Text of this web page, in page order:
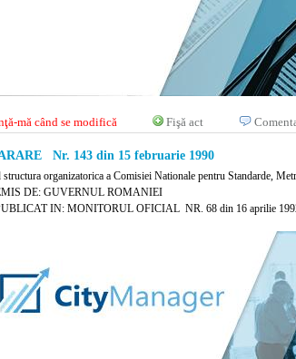
mă când se modifică Fişă act
Nr. 143 din 15 februarie 1990
organizatorica a Comisiei Nationale pentru Standarde,
DE: GUVERNUL ROMANIEI
IN: MONITORUL OFICIAL NR. 68 din 16 aprilie